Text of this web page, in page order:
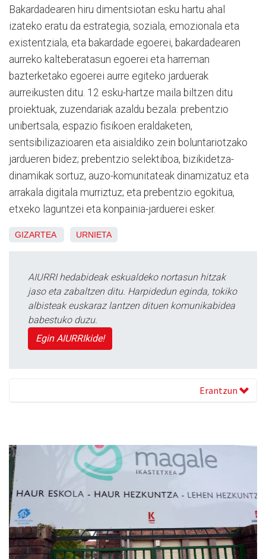
Bakardadearen hiru dimentsiotan esku hartu ahal
izateko eratu da estrategia, soziala, emozionala eta
existentziala, eta bakardade egoerei, bakardadearen
aurreko kalteberatasun egoerei eta harreman
bazterketako egoerei aurre egiteko jarduerak
aurreikusten ditu. 12 esku-hartze maila biltzen ditu
proiektuak, zuzendariak azaldu bezala: prebentzio
unibertsala, espazio fisikoen eraldaketen,
sentsibilizazioaren eta aisialdiko zein boluntariotzako
jardueren bidez; prebentzio selektiboa, bizikidetza-
dinamikak sortuz, auzo-komunitateak dinamizatuz eta
arrakala digitala murriztuz; eta prebentzio egokitua,
etxeko laguntzei eta konpainia-jarduerei esker.
GIZARTEA URNIETA
AIURRI hedabideak eskualdeko nortasun hitzak
jaso eta zabaltzen ditu. Harpidedun eginda, tokiko
albisteak euskaraz lantzen dituen komunikabidea
babestuko duzu.
Egin AIURRIkide!
Erantzun